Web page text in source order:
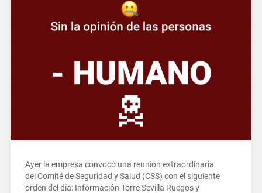
Ayer la empresa convocó una reunión extraordinaria
del Comité de Seguridad y Salud (CSS) con el siguiente
orden del día: Información Torre Sevilla Ruegos y